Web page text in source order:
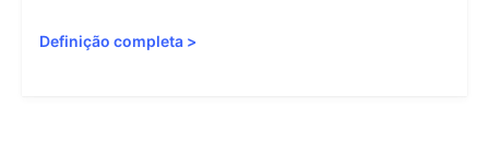
Definição completa >